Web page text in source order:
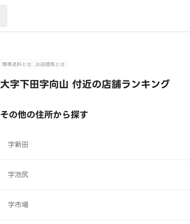
標準送料とは お店価格とは
大字下田字向山 付近の店舗ランキング
その他の住所から探す
字新田
字池尻
字市場